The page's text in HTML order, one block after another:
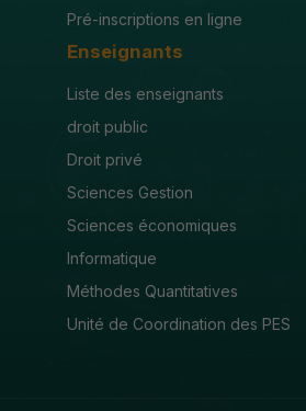
Pré-inscriptions en ligne
Enseignants
Liste des enseignants
droit public
Droit privé
Sciences Gestion
Sciences économiques
Informatique
Méthodes Quantitatives
Unité de Coordination des PES